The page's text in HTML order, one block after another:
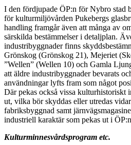
I den fördjupade ÖP:n för Nybro stad
för kulturmiljövården Pukebergs
handling framgår även att många av
särskilda bestämmelser i detaljplan.
industribyggnader finns
Grönskog (Grönskog 21), Mejeriet
”Wellen” (Wellen 10) och Gamla
att äldre industribyggnader bevarats
användningar lyfts fram som något
Där pekas också vissa kulturhistoriskt
ut, vilka bör skyddas eller utredas
fabriksbyggnad samt
industriell karaktär som pekas ut i
Kulturminnesvårdsprogram etc.